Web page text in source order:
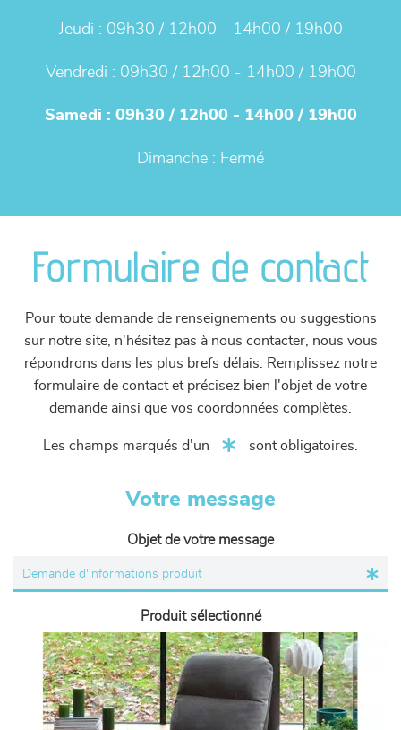
Jeudi : 09h30 / 12h00 - 14h00 / 19h00
Vendredi : 09h30 / 12h00 - 14h00 / 19h00
Samedi : 09h30 / 12h00 - 14h00 / 19h00
Dimanche : Fermé
Formulaire de contact
Pour toute demande de renseignements ou suggestions
sur notre site, n'hésitez pas à nous contacter, nous vous
répondrons dans les plus brefs délais. Remplissez notre
formulaire de contact et précisez bien l'objet de votre
demande ainsi que vos coordonnées complètes.
Les champs marqués d'un sont obligatoires.
Votre message
Objet de votre message
Produit sélectionné